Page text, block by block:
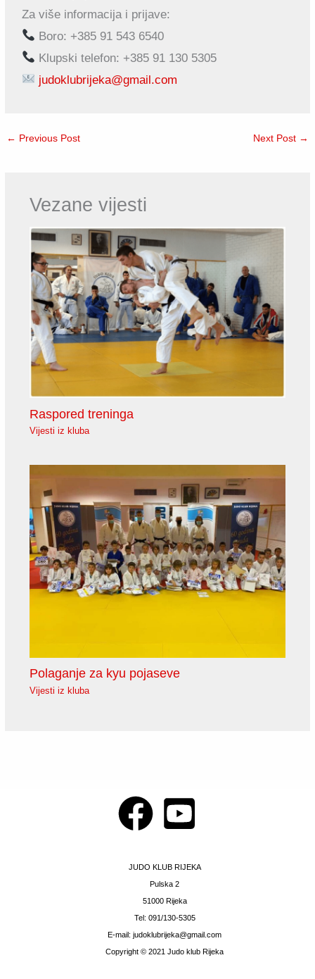
Za više informacija i prijave:
Boro: ‪+385 91 543 6540‬
Klupski telefon: ‪+385 91 130 5305‬
judoklubrijeka@gmail.com
← Previous Post Next Post →
Vezane vijesti
Raspored treninga
Vijesti iz kluba
Polaganje za kyu pojaseve
Vijesti iz kluba
JUDO KLUB RIJEKA
Pulska 2
51000 Rijeka
Tel: 091/130-5305
E-mail: judoklubrijeka@gmail.com
Copyright © 2021 Judo klub Rijeka